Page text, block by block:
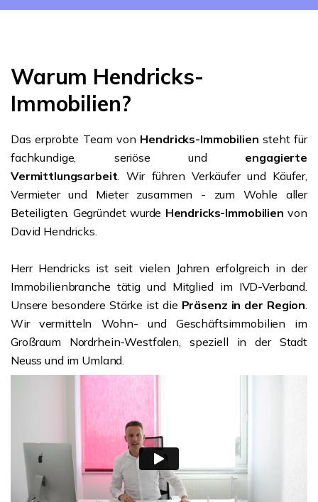
Warum Hendricks-
Immobilien?
Das erprobte Team von Hendricks-Immobilien steht für
fachkundige, seriöse und engagierte
Vermittlungsarbeit. Wir führen Verkäufer und Käufer,
Vermieter und Mieter zusammen - zum Wohle aller
Beteiligten. Gegründet wurde Hendricks-Immobilien von
David Hendricks.
Herr Hendricks ist seit vielen Jahren erfolgreich in der
Immobilienbranche tätig und Mitglied im IVD-Verband.
Unsere besondere Stärke ist die Präsenz in der Region.
Wir vermitteln Wohn- und Geschäftsimmobilien im
Großraum Nordrhein-Westfalen, speziell in der Stadt
Neuss und im Umland.